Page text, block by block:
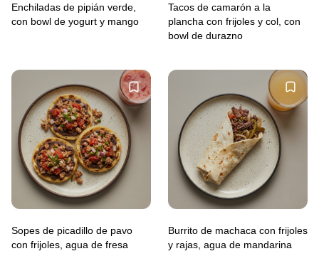
Enchiladas de pipián verde,
con bowl de yogurt y mango
Tacos de camarón a la
plancha con frijoles y col, con
bowl de durazno
Sopes de picadillo de pavo
con frijoles, agua de fresa
Burrito de machaca con frijoles
y rajas, agua de mandarina